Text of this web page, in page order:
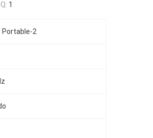
1
Portable-2